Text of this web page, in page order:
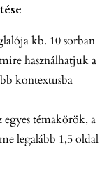
kb. 10 sorban
használhatjuk a
kontextusba
témakörök, a
legalább 1,5 oldal